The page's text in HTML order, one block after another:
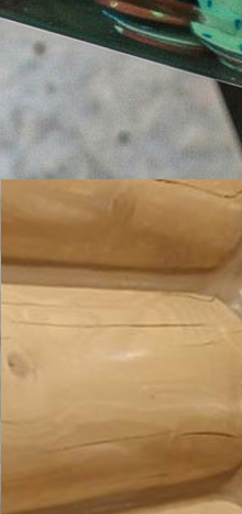
Комплект: столешницы из
карагача + колонны из
карагача + перегородки из
Со смолой
700 × 700 см